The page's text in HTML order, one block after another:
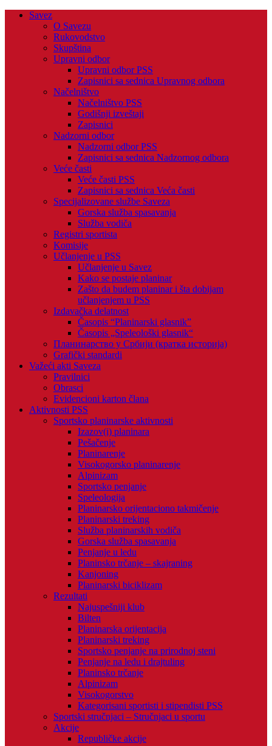
Savez
O Savezu
Rukovodstvo
Skupština
Upravni odbor
Upravni odbor PSS
Zapisnici sa sednica Upravnog odbora
Načelništvo
Načelništvo PSS
Godišnji izveštaji
Zapisnici
Nadzorni odbor
Nadzorni odbor PSS
Zapisnici sa sednica Nadzornog odbora
Veće časti
Veće časti PSS
Zapisnici sa sednica Veća časti
Specijalizovane službe Saveza
Gorska služba spasavanja
Služba vodiča
Registri sportista
Komisije
Učlanjenje u PSS
Učlanjenje u Savez
Kako se postaje planinar
Zašto da budem planinar i šta dobijam
učlanjenjem u PSS
Izdavačka delatnost
Časopis “Planinarski glasnik”
Časopis „Speleološki glasnik“
Планинарство у Србији (кратка историја)
Grafički standardi
Važeći akti Saveza
Pravilnici
Obrasci
Evidencioni karton člana
Aktivnosti PSS
Sportsko planinarske aktivnosti
Izazov(i) planinara
Pešačenje
Planinarenje
Visokogorsko planinarenje
Alpinizam
Sportsko penjanje
Speleologija
Planinarsko orijentaciono takmičenje
Planinarski treking
Služba planinarskih vodiča
Gorska služba spasavanja
Penjanje u ledu
Planinsko trčanje – skajraning
Kanjoning
Planinarski biciklizam
Rezultati
Najuspešniji klub
Bilten
Planinarska orijentacija
Planinarski treking
Sportsko penjanje na prirodnoj steni
Penjanje na ledu i drajtuling
Planinsko trčanje
Alpinizam
Visokogorstvo
Kategorisani sportisti i stipendisti PSS
Sportski stručnjaci – Stručnjaci u sportu
Akcije
Republičke akcije